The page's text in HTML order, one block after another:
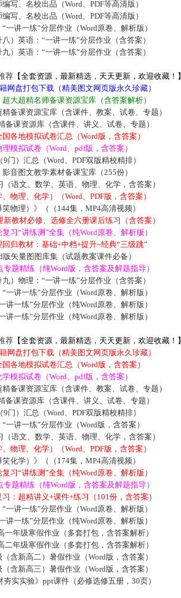
写、名校出品（Word、PDF等高清版）
写、名校出品（Word、PDF等高清版）
一讲一练”分层作业（Word原卷、解析版）
）英语：“一讲一练”分层作业（含答案）
）英语：“一讲一练”分层作业（含答案）
荐【全套资源，最新精选，天天更新，欢迎收藏！】
网盘打包下载（精美图文网页版永久珍藏）
大超精名师备课资源宝库（含答案解析）
备课资源宝库（含课件、教案、试卷、专题）
备课资源库（含课件、讲义、试卷、专题）
各地模拟试卷汇总（Word版，含答案）
模拟试卷（Word、pdf版，含答案）
门）汇总（Word、PDF双版精校精排）
音图文教学素材备课宝库（255份）
语文、数学、英语、物理、化学，含答案）
物理、化学）（Word、PDF版，含答案）
物理）》（（144集，MP4高清视频）
教材必修、选修全六册课后练习（含答案）
习“讲练测”全集（纯Word原卷、解析版）
归教材：基础+中档+提升~经典“三级跳”
矢量图图库集（试题教案课件必备）
题精练（纯Word版，含答案及解题指导）
）物理：“一讲一练”分层作业（含答案）
一讲一练”分层作业（Word原卷、解析版）
讲一练”分层作业（纯Word原卷、解析版）
讲一练”分层作业（纯Word原卷、解析版）
荐【全套资源，最新精选，天天更新，欢迎收藏！】
网盘打包下载（精美图文网页版永久珍藏）
各地模拟试卷汇总（Word版，含答案）
模拟试卷（Word、pdf版，含答案）
备课资源宝库（含课件、教案、试卷、专题）
备课资源库（含课件、讲义、试卷、专题）
门）汇总（Word、PDF双版精校精排）
一讲一练”分层作业（Word版，含答案）
语文、数学、英语、物理、化学，含答案）
物理、化学）（Word、PDF版，含答案）
化学）》（（174集，MP4高清视频）
习“讲练测”全集（纯Word原卷、解析版）
题精练（纯Word版，含答案及解题指导）
：超精讲义+课件+练习（101份，含答案）
一讲一练”分层作业（Word原卷、解析版）
讲一练”分层作业（纯Word原卷、解析版）
一年级寒假作业（多套打包，含答案解析）
二年级寒假作业（多套打包，含答案解析）
含新高二）暑假作业（Word版，含答案）
含新高三）暑假作业（Word版，含答案）
实实验》ppt课件（必修选修五册，30页）